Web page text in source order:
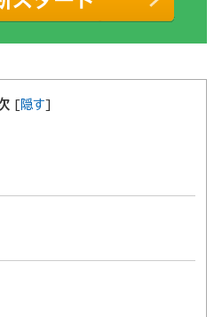
[ 隠す]